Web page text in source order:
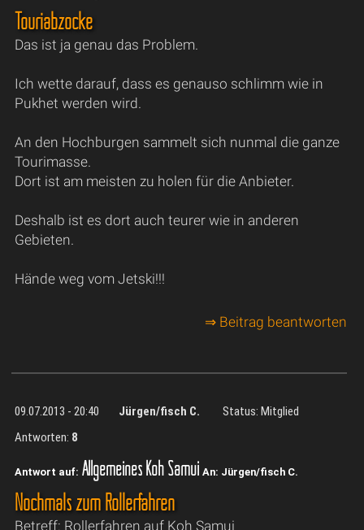
Touriabzocke
Das ist ja genau das Problem.
Ich wette darauf, dass es genauso schlimm wie in
Pukhet werden wird.
An den Hochburgen sammelt sich nunmal die ganze
Tourimasse.
Dort ist am meisten zu holen für die Anbieter.
Deshalb ist es dort auch teurer wie in anderen
Gebieten.
Hände weg vom Jetski!!!
⇒ Beitrag beantworten
09.07.2013 - 20:40 Jürgen/fisch C.
Status: Mitglied
Antworten: 8
Antwort auf: Allgemeines Koh Samui An: Jürgen/fisch C.
Nochmals zum Rollerfahren
Betreff: Rollerfahren auf Koh Samui